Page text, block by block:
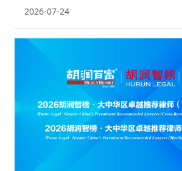
2026-07-24